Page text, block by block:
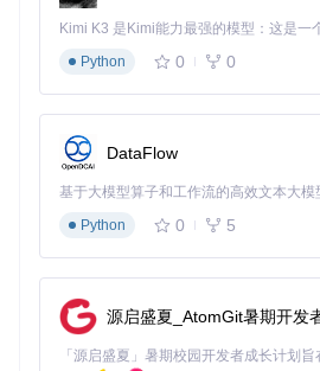
Python
0 0
DataFlow
基于大模型算子和工作流的高效文本大
Python
0 5
源启盛夏_AtomGit暑期开发